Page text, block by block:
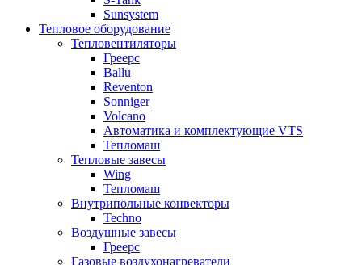
Sunsystem
Тепловое оборудование
Тепловентиляторы
Греерс
Ballu
Reventon
Sonniger
Volcano
Автоматика и комплектующие VTS
Тепломаш
Тепловые завесы
Wing
Тепломаш
Внутрипольные конвекторы
Techno
Воздушные завесы
Греерс
Газовые воздухонагреватели